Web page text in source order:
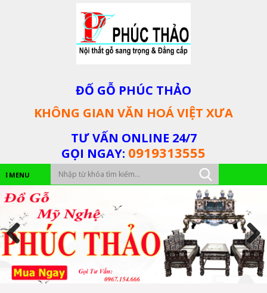
ĐỐ GỖ PHÚC THẢO
KHÔNG GIAN VĂN HOÁ VIỆT XƯA
TƯ VẤN ONLINE 24/7
GỌI NGAY: 0919313555
MENU